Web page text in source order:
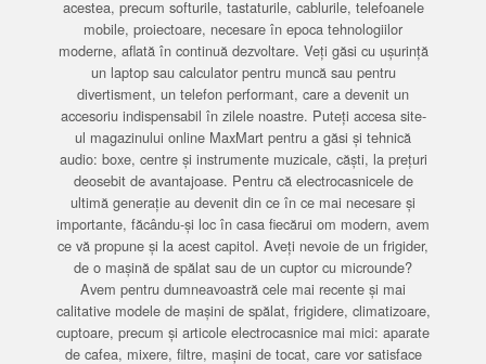
acestea, precum softurile, tastaturile, cablurile, telefoanele
mobile, proiectoare, necesare în epoca tehnologiilor
moderne, aflată în continuă dezvoltare. Veți găsi cu ușurință
un laptop sau calculator pentru muncă sau pentru
divertisment, un telefon performant, care a devenit un
accesoriu indispensabil în zilele noastre. Puteți accesa site-
ul magazinului online MaxMart pentru a găsi și tehnică
audio: boxe, centre și instrumente muzicale, căști, la prețuri
deosebit de avantajoase. Pentru că electrocasnicele de
ultimă generație au devenit din ce în ce mai necesare și
importante, făcându-și loc în casa fiecărui om modern, avem
ce vă propune și la acest capitol. Aveți nevoie de un frigider,
de o mașină de spălat sau de un cuptor cu microunde?
Avem pentru dumneavoastră cele mai recente și mai
calitative modele de mașini de spălat, frigidere, climatizoare,
cuptoare, precum și articole electrocasnice mai mici: aparate
de cafea, mixere, filtre, mașini de tocat, care vor satisface